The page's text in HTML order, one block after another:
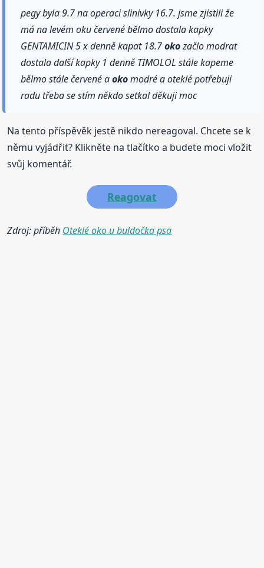
pegy byla 9.7 na operaci slinivky 16.7. jsme zjistili že
má na levém oku červené bělmo dostala kapky
GENTAMICIN 5 x denně kapat 18.7okozačlo modrat
dostala další kapky 1 denně TIMOLOL stále kapeme
bělmo stále červené aokomodré a oteklé potřebuji
radu třeba se stím někdo setkal děkuji moc
Na tento příspěvěk jestě nikdo nereagoval. Chcete se k
němu vyjádřit? Klikněte na tlačítko a budete moci vložit
svůj komentář.
Reagovat
Zdroj: příběh Oteklé oko u buldočka psa